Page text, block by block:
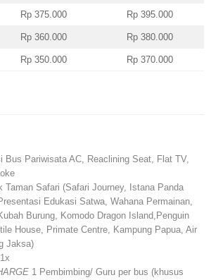
Rp 375.000 Rp 395.000
Rp 360.000 Rp 380.000
Rp 350.000 Rp 370.000
Bus Pariwisata AC, Reaclining Seat, Flat TV,
Taman Safari (Safari Journey, Istana Panda
Edukasi Satwa, Wahana Permainan,
Burung, Komodo Dragon Island,Penguin
House, Primate Centre, Kampung Papua, Air
Jaksa)
1 Pembimbing/ Guru per bus (khusus